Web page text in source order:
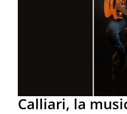
Calliari, la